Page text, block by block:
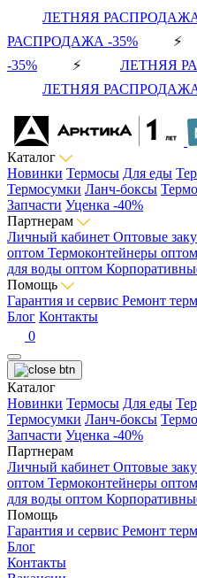
ЛЕТНЯЯ РАСПРОДАЖА
РАСПРОДАЖА -35%
-35% ⚡ ЛЕТНЯЯ
ЛЕТНЯЯ РАСПРОДАЖА
Каталог
Новинки Термосы Для еды
Термосумки Ланч-боксы
Запчасти Уценка -40%
Партнерам
Личный кабинет Оптовые
оптом Термоконтейнеры оптом
для воды оптом
Помощь
Гарантия и сервис Ремонт
Блог Контакты
0
Каталог
Новинки Термосы Для еды
Термосумки Ланч-боксы
Запчасти Уценка -40%
Партнерам
Личный кабинет Оптовые
оптом Термоконтейнеры оптом
для воды оптом
Помощь
Гарантия и сервис Ремонт
Блог
Контакты